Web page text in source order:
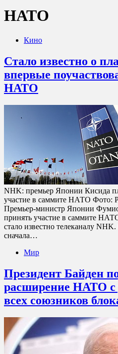
НАТО
Кино
Стало известно о
впервые
НАТО
NHK: премьер Японии Кисида
участие в саммите НАТО Фото:
Премьер-министр Японии
принять участие в саммите
стало известно телеканалу
сначала…
Мир
Президент Байден
расширение НАТО с
всех союзников